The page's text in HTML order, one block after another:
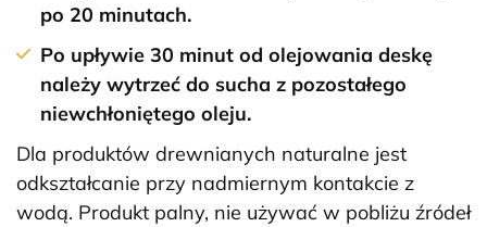
po 20 minutach.
Po upływie 30 minut od olejowania deskę
należy wytrzeć do sucha z pozostałego
niewchłoniętego oleju.
Dla produktów drewnianych naturalne jest
odkształcanie przy nadmiernym kontakcie z
wodą. Produkt palny, nie używać w pobliżu źródeł